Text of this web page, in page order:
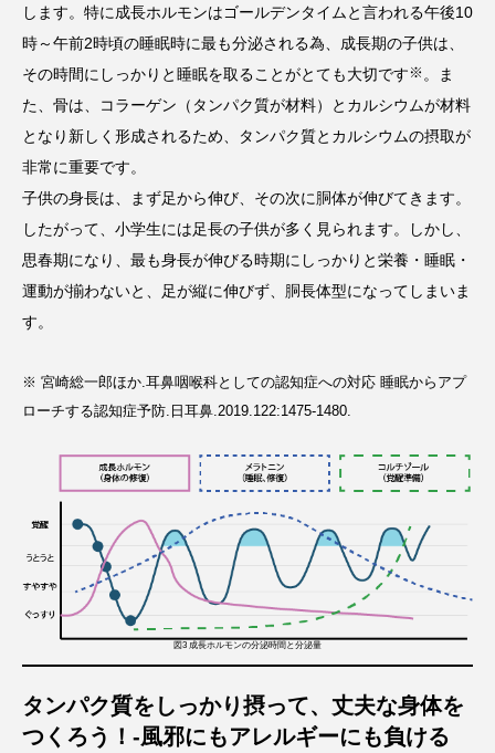
します。特に成長ホルモンはゴールデンタイムと言われる午後10
時～午前2時頃の睡眠時に最も分泌される為、成長期の子供は、
その時間にしっかりと睡眠を取ることがとても大切です ※ 。ま
た、骨は、コラーゲン（タンパク質が材料）とカルシウムが材料
となり新しく形成されるため、タンパク質とカルシウムの摂取が
非常に重要です。
子供の身長は、まず足から伸び、その次に胴体が伸びてきます。
したがって、小学生には足長の子供が多く見られます。しかし、
思春期になり、最も身長が伸びる時期にしっかりと栄養・睡眠・
運動が揃わないと、足が縦に伸びず、胴長体型になってしまいま
す。
※ 宮崎総一郎ほか.耳鼻咽喉科としての認知症への対応 睡眠からアプ
ローチする認知症予防.日耳鼻.2019.122:1475-1480.
図3 成長ホルモンの分泌時間と分泌量
タンパク質をしっかり摂って、丈夫な身体を
つくろう！-風邪にもアレルギーにも負ける